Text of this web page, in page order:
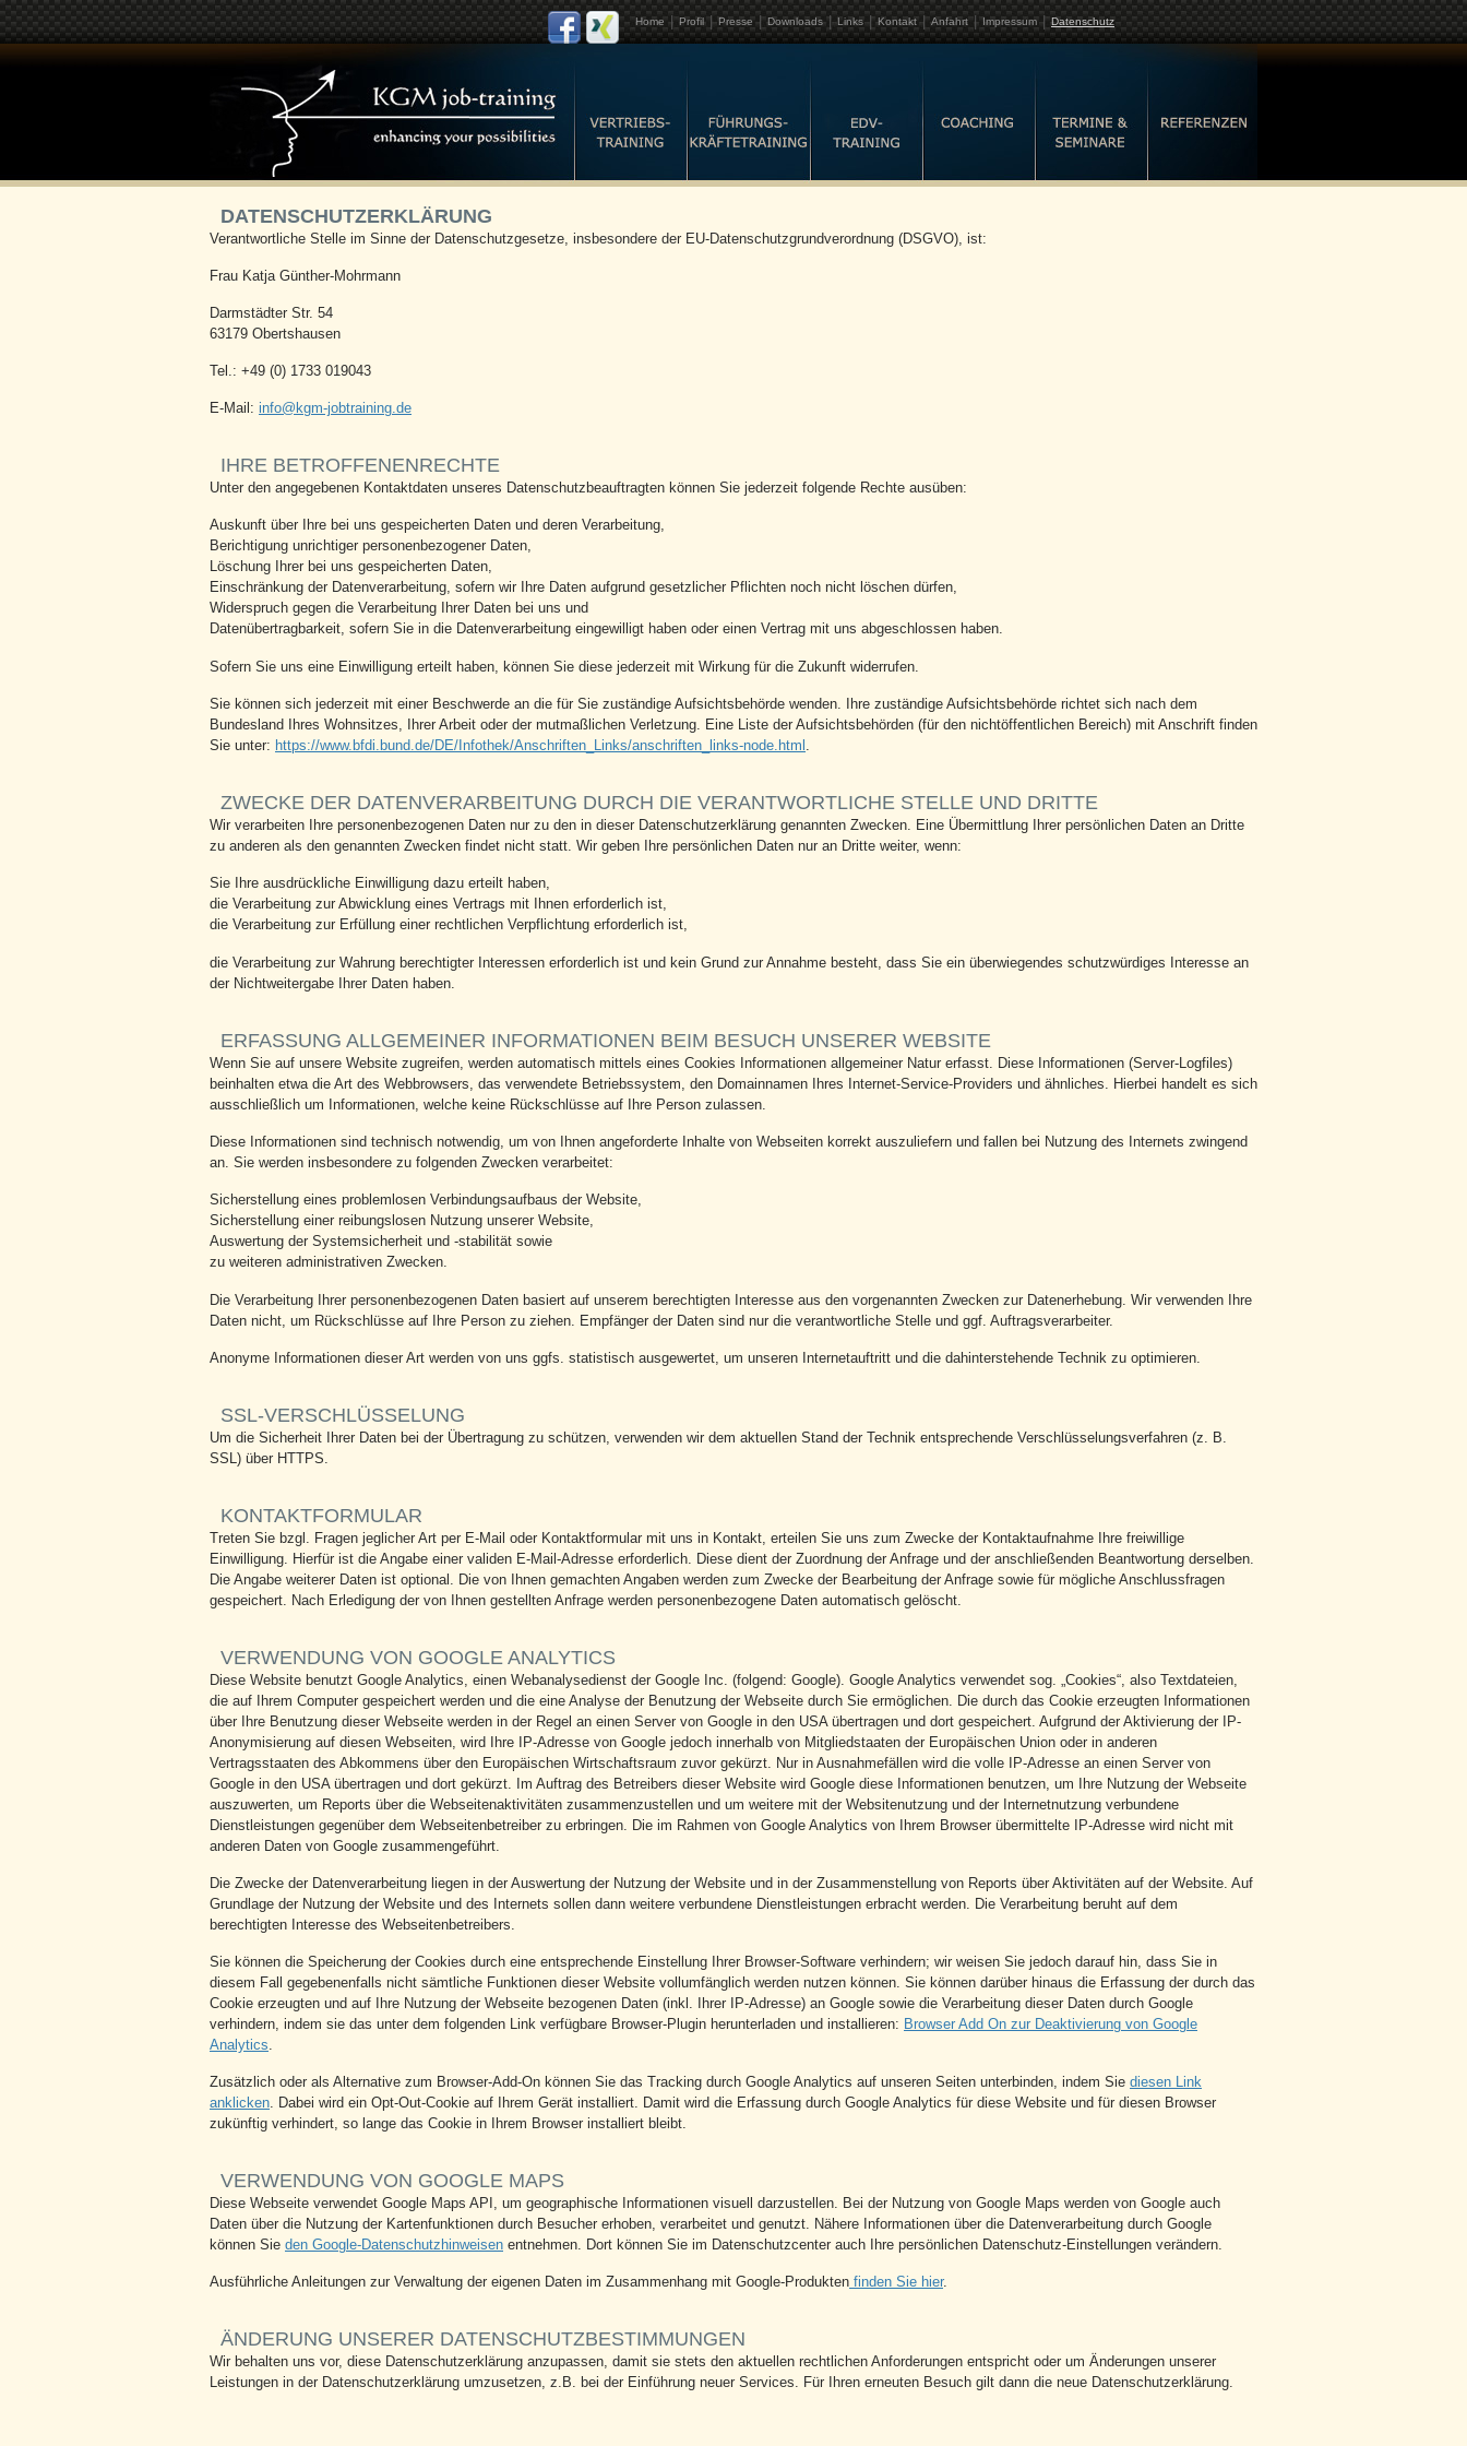
Home | Profil Presse | Downloads | Links Kontakt | Anfahrt Impressum Datenschutz
DATENSCHUTZERKLÄRUNG
Verantwortliche Stelle im Sinne der Datenschutzgesetze, insbesondere der EU-Datenschutzgrundverordnung (DSGVO), ist:
Frau Katja Günther-Mohrmann
Darmstädter Str. 54
63179 Obertshausen
Tel.: +49 (0) 1733 019043
E-Mail: info@ kgm-jobtraining.de
IHRE BETROFFENENRECHTE
Unter den angegebenen Kontaktdaten unseres Datenschutzbeauftragten können Sie jederzeit folgende Rechte ausüben:
Auskunft über Ihre bei uns gespeicherten Daten und deren Verarbeitung,
Berichtigung unrichtiger personenbezogener Daten,
Löschung Ihrer bei uns gespeicherten Daten,
Einschränkung der Datenverarbeitung, sofern wir Ihre Daten aufgrund gesetzlicher Pflichten noch nicht löschen dürfen,
Widerspruch gegen die Verarbeitung Ihrer Daten bei uns und
Datenübertragbarkeit, sofern Sie in die Datenverarbeitung eingewilligt haben oder einen Vertrag mit uns abgeschlossen haben.
Sofern Sie uns eine Einwilligung erteilt haben, können Sie diese jederzeit mit Wirkung für die Zukunft widerrufen.
Sie können sich jederzeit mit einer Beschwerde an die für Sie zuständige Aufsichtsbehörde wenden. Ihre zuständige Aufsichtsbehörde richtet sich nach dem
Bundesland Ihres Wohnsitzes, Ihrer Arbeit oder der mutmaßlichen Verletzung. Eine Liste der Aufsichtsbehörden (für den nichtöffentlichen Bereich) mit Anschrift finden
Sie unter: https://www.bfdi.bund.de/DE/Infothek/Anschriften_Links/anschriften_links-node.html .
ZWECKE DER DATENVERARBEITUNG DURCH DIE VERANTWORTLICHE STELLE UND DRITTE
Wir verarbeiten Ihre personenbezogenen Daten nur zu den in dieser Datenschutzerklärung genannten Zwecken. Eine Übermittlung Ihrer persönlichen Daten an Dritte
zu anderen als den genannten Zwecken findet nicht statt. Wir geben Ihre persönlichen Daten nur an Dritte weiter, wenn:
Sie Ihre ausdrückliche Einwilligung dazu erteilt haben,
die Verarbeitung zur Abwicklung eines Vertrags mit Ihnen erforderlich ist,
die Verarbeitung zur Erfüllung einer rechtlichen Verpflichtung erforderlich ist,
die Verarbeitung zur Wahrung berechtigter Interessen erforderlich ist und kein Grund zur Annahme besteht, dass Sie ein überwiegendes schutzwürdiges Interesse an
der Nichtweitergabe Ihrer Daten haben.
ERFASSUNG ALLGEMEINER INFORMATIONEN BEIM BESUCH UNSERER WEBSITE
Wenn Sie auf unsere Website zugreifen, werden automatisch mittels eines Cookies Informationen allgemeiner Natur erfasst. Diese Informationen (Server-Logfiles)
beinhalten etwa die Art des Webbrowsers, das verwendete Betriebssystem, den Domainnamen Ihres Internet-Service-Providers und ähnliches. Hierbei handelt es sich
ausschließlich um Informationen, welche keine Rückschlüsse auf Ihre Person zulassen.
Diese Informationen sind technisch notwendig, um von Ihnen angeforderte Inhalte von Webseiten korrekt auszuliefern und fallen bei Nutzung des Internets zwingend
an. Sie werden insbesondere zu folgenden Zwecken verarbeitet:
Sicherstellung eines problemlosen Verbindungsaufbaus der Website,
Sicherstellung einer reibungslosen Nutzung unserer Website,
Auswertung der Systemsicherheit und -stabilität sowie
zu weiteren administrativen Zwecken.
Die Verarbeitung Ihrer personenbezogenen Daten basiert auf unserem berechtigten Interesse aus den vorgenannten Zwecken zur Datenerhebung. Wir verwenden Ihre
Daten nicht, um Rückschlüsse auf Ihre Person zu ziehen. Empfänger der Daten sind nur die verantwortliche Stelle und ggf. Auftragsverarbeiter.
Anonyme Informationen dieser Art werden von uns ggfs. statistisch ausgewertet, um unseren Internetauftritt und die dahinterstehende Technik zu optimieren.
SSL-VERSCHLÜSSELUNG
Um die Sicherheit Ihrer Daten bei der Übertragung zu schützen, verwenden wir dem aktuellen Stand der Technik entsprechende Verschlüsselungsverfahren (z. B.
SSL) über HTTPS.
KONTAKTFORMULAR
Treten Sie bzgl. Fragen jeglicher Art per E-Mail oder Kontaktformular mit uns in Kontakt, erteilen Sie uns zum Zwecke der Kontaktaufnahme Ihre freiwillige
Einwilligung. Hierfür ist die Angabe einer validen E-Mail-Adresse erforderlich. Diese dient der Zuordnung der Anfrage und der anschließenden Beantwortung derselben.
Die Angabe weiterer Daten ist optional. Die von Ihnen gemachten Angaben werden zum Zwecke der Bearbeitung der Anfrage sowie für mögliche Anschlussfragen
gespeichert. Nach Erledigung der von Ihnen gestellten Anfrage werden personenbezogene Daten automatisch gelöscht.
VERWENDUNG VON GOOGLE ANALYTICS
Diese Website benutzt Google Analytics, einen Webanalysedienst der Google Inc. (folgend: Google). Google Analytics verwendet sog. „Cookies“, also Textdateien,
die auf Ihrem Computer gespeichert werden und die eine Analyse der Benutzung der Webseite durch Sie ermöglichen. Die durch das Cookie erzeugten Informationen
über Ihre Benutzung dieser Webseite werden in der Regel an einen Server von Google in den USA übertragen und dort gespeichert. Aufgrund der Aktivierung der IP-
Anonymisierung auf diesen Webseiten, wird Ihre IP-Adresse von Google jedoch innerhalb von Mitgliedstaaten der Europäischen Union oder in anderen
Vertragsstaaten des Abkommens über den Europäischen Wirtschaftsraum zuvor gekürzt. Nur in Ausnahmefällen wird die volle IP-Adresse an einen Server von
Google in den USA übertragen und dort gekürzt. Im Auftrag des Betreibers dieser Website wird Google diese Informationen benutzen, um Ihre Nutzung der Webseite
auszuwerten, um Reports über die Webseitenaktivitäten zusammenzustellen und um weitere mit der Websitenutzung und der Internetnutzung verbundene
Dienstleistungen gegenüber dem Webseitenbetreiber zu erbringen. Die im Rahmen von Google Analytics von Ihrem Browser übermittelte IP-Adresse wird nicht mit
anderen Daten von Google zusammengeführt.
Die Zwecke der Datenverarbeitung liegen in der Auswertung der Nutzung der Website und in der Zusammenstellung von Reports über Aktivitäten auf der Website. Auf
Grundlage der Nutzung der Website und des Internets sollen dann weitere verbundene Dienstleistungen erbracht werden. Die Verarbeitung beruht auf dem
berechtigten Interesse des Webseitenbetreibers.
Sie können die Speicherung der Cookies durch eine entsprechende Einstellung Ihrer Browser-Software verhindern; wir weisen Sie jedoch darauf hin, dass Sie in
diesem Fall gegebenenfalls nicht sämtliche Funktionen dieser Website vollumfänglich werden nutzen können. Sie können darüber hinaus die Erfassung der durch das
Cookie erzeugten und auf Ihre Nutzung der Webseite bezogenen Daten (inkl. Ihrer IP-Adresse) an Google sowie die Verarbeitung dieser Daten durch Google
verhindern, indem sie das unter dem folgenden Link verfügbare Browser-Plugin herunterladen und installieren: Browser Add On zur Deaktivierung von Google
Analytics.
Zusätzlich oder als Alternative zum Browser-Add-On können Sie das Tracking durch Google Analytics auf unseren Seiten unterbinden, indem Sie diesen Link
anklicken. Dabei wird ein Opt-Out-Cookie auf Ihrem Gerät installiert. Damit wird die Erfassung durch Google Analytics für diese Website und für diesen Browser
zukünftig verhindert, so lange das Cookie in Ihrem Browser installiert bleibt.
VERWENDUNG VON GOOGLE MAPS
Diese Webseite verwendet Google Maps API, um geographische Informationen visuell darzustellen. Bei der Nutzung von Google Maps werden von Google auch
Daten über die Nutzung der Kartenfunktionen durch Besucher erhoben, verarbeitet und genutzt. Nähere Informationen über die Datenverarbeitung durch Google
können Sie den Google-Datenschutzhinweisen entnehmen. Dort können Sie im Datenschutzcenter auch Ihre persönlichen Datenschutz-Einstellungen verändern.
Ausführliche Anleitungen zur Verwaltung der eigenen Daten im Zusammenhang mit Google-Produkten finden Sie hier.
ÄNDERUNG UNSERER DATENSCHUTZBESTIMMUNGEN
Wir behalten uns vor, diese Datenschutzerklärung anzupassen, damit sie stets den aktuellen rechtlichen Anforderungen entspricht oder um Änderungen unserer
Leistungen in der Datenschutzerklärung umzusetzen, z.B. bei der Einführung neuer Services. Für Ihren erneuten Besuch gilt dann die neue Datenschutzerklärung.